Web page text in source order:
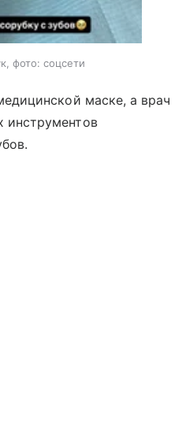
фото: соцсети
маске, а врач